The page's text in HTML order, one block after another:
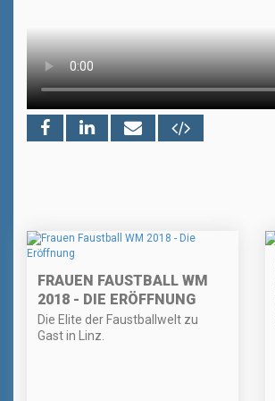
FRAUEN FAUSTBALL WM
2018 - DIE ERÖFFNUNG
Die Elite der Faustballwelt zu
Gast in Linz.